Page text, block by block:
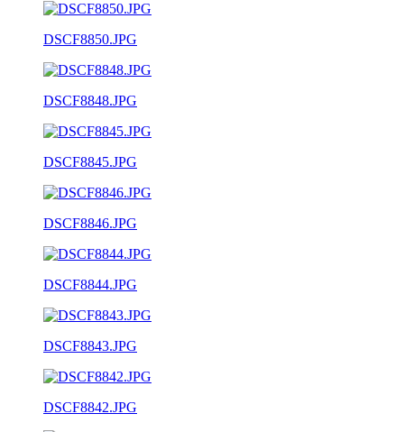
DSCF8850.JPG
DSCF8848.JPG
DSCF8845.JPG
DSCF8846.JPG
DSCF8844.JPG
DSCF8843.JPG
DSCF8842.JPG